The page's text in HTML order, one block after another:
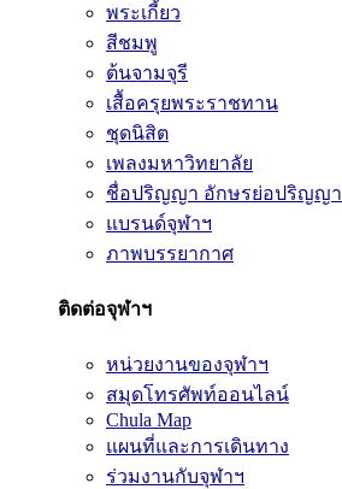
พระเกี้ยว
สีชมพู
ต้นจามจุรี
เสื้อครุยพระราชทาน
ชุดนิสิต
เพลงมหาวิทยาลัย
ชื่อปริญญา อักษรย่อปริญญา
แบรนด์จุฬาฯ
ภาพบรรยากาศ
ติดต่อจุฬาฯ
หน่วยงานของจุฬาฯ
สมุดโทรศัพท์ออนไลน์
Chula Map
แผนที่และการเดินทาง
ร่วมงานกับจุฬาฯ